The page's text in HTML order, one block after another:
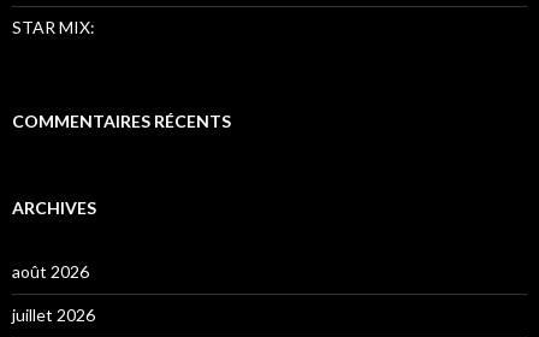
STAR MIX:
COMMENTAIRES RÉCENTS
ARCHIVES
août 2026
juillet 2026